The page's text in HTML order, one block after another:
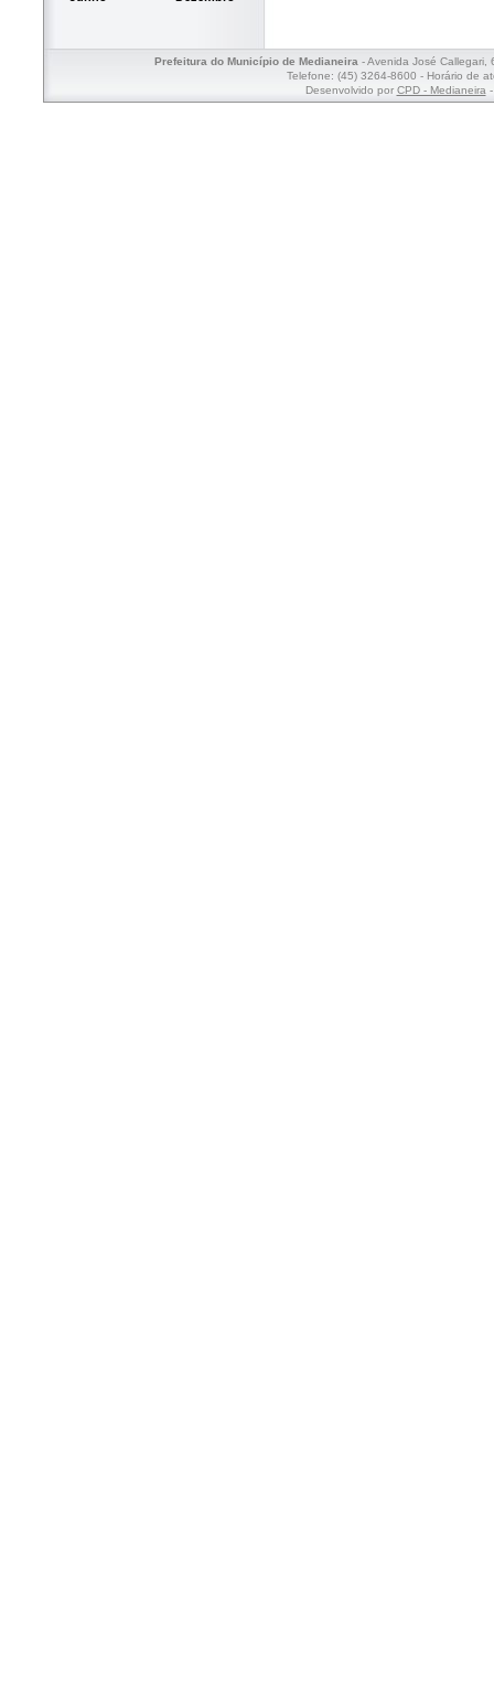
Prefeitura do Município de Medianeira- Avenida José Callegari,
Telefone: (45) 3264-8600 - Horário de
Desenvolvido por CPD - Medianeira-